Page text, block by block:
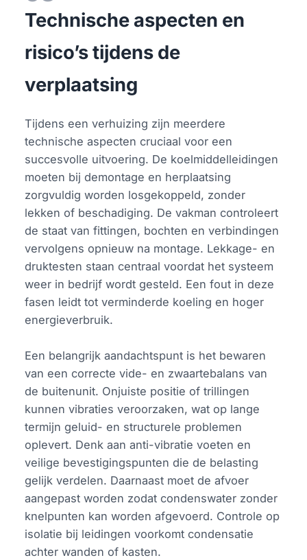
Technische aspecten en
risico’s tijdens de
verplaatsing
Tijdens een verhuizing zijn meerdere
technische aspecten cruciaal voor een
succesvolle uitvoering. De koelmiddelleidingen
moeten bij demontage en herplaatsing
zorgvuldig worden losgekoppeld, zonder
lekken of beschadiging. De vakman controleert
de staat van fittingen, bochten en verbindingen
vervolgens opnieuw na montage. Lekkage- en
druktesten staan centraal voordat het systeem
weer in bedrijf wordt gesteld. Een fout in deze
fasen leidt tot verminderde koeling en hoger
energieverbruik.
Een belangrijk aandachtspunt is het bewaren
van een correcte vide- en zwaartebalans van
de buitenunit. Onjuiste positie of trillingen
kunnen vibraties veroorzaken, wat op lange
termijn geluid- en structurele problemen
oplevert. Denk aan anti-vibratie voeten en
veilige bevestigingspunten die de belasting
gelijk verdelen. Daarnaast moet de afvoer
aangepast worden zodat condenswater zonder
knelpunten kan worden afgevoerd. Controle op
isolatie bij leidingen voorkomt condensatie
achter wanden of kasten.